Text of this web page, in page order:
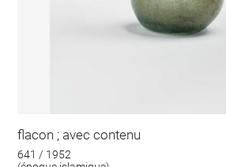
flacon ; avec contenu
641 / 1952